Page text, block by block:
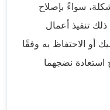
سواءً بإصلاح
ذلك تنفيذ أعمال
أو الاحتفاظ به وفقًا
استعادة نضجهما